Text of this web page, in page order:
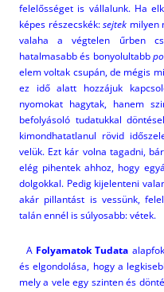
felelősséget is vállalunk. Ha
képes részecskék:sejtek milyen
valaha a végtelen űrben
hatalmasabb és bonyolultabb
elem voltak csupán, de mégis
ez idő alatt hozzájuk
nyomokat hagytak, hanem
befolyásoló tudatukkal
kimondhatatlanul rövid
velük. Ezt kár volna tagadni,
elég pihentek ahhoz, hogy
dolgokkal. Pedig kijelenteni
akár pillantást is vessünk,
talán ennél is súlyosabb: vétek.
A Folyamatok Tudata
és elgondolása, hogy a
mely a vele egy szinten és